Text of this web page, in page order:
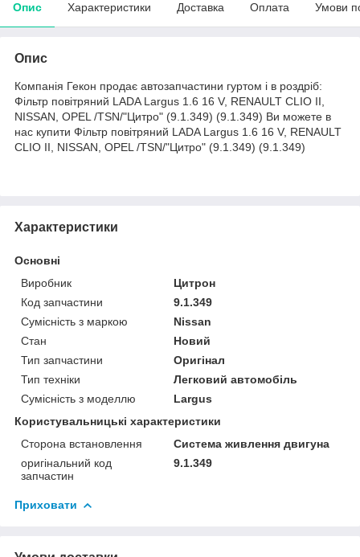
Опис Характеристики Доставка Оплата Умови
Опис
Компанія Гекон продає автозапчастини гуртом і в роздріб:
Фільтр повітряний LADA Largus 1.6 16 V, RENAULT CLIO II,
NISSAN, OPEL /TSN/"Цитро" (9.1.349) (9.1.349) Ви можете в
нас купити Фільтр повітряний LADA Largus 1.6 16 V, RENAULT
CLIO II, NISSAN, OPEL /TSN/"Цитро" (9.1.349) (9.1.349)
Характеристики
Основні
Виробник
Цитрон
Код запчастини
9.1.349
Сумісність з маркою
Nissan
Стан
Новий
Тип запчастини
Оригінал
Тип техніки
Легковий автомобіль
Сумісність з моделлю
Largus
Користувальницькі характеристики
Сторона встановлення
Система живлення двигуна
оригінальний код
запчастин
9.1.349
Приховати